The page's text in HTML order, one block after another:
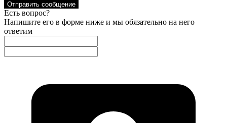
Отправить сообщение
Есть вопрос?
Напишите его в форме ниже и мы обязательно на него
ответим